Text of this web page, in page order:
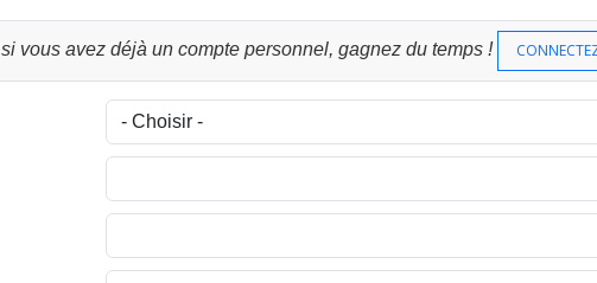
si vous avez déjà un compte personnel, gagnez du temps !